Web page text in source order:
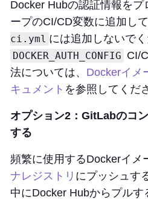
Docker Hubの認証情報を
ープのCI/CD変数に追加し
ci.yml には追加しないでく
DOCKER_AUTH_CONFIG CI/
法については、 Dockerイメ
キュメント を参照してくだ
オプション2：GitLabのコ
する
頻繁に使用するDockerイメ
ナレジストリ にプッシュす
中にDocker Hubからプルす